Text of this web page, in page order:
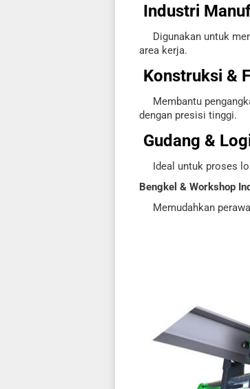
Industri
Digunakan untuk
area kerja.
Konstruksi &
Membantu
dengan presisi tinggi.
Gudang &
Ideal untuk proses
Bengkel & Workshop
Memudahkan